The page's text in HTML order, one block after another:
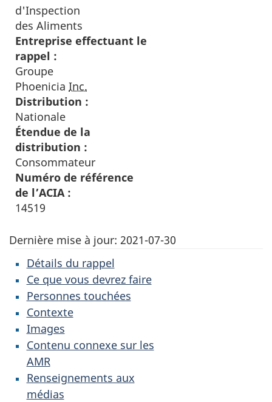
d'Inspection
des Aliments
Entreprise effectuant le
rappel :
Groupe
Phoenicia Inc.
Distribution :
Nationale
Étendue de la
distribution :
Consommateur
Numéro de référence
de l’ACIA :
14519
Dernière mise à jour: 2021-07-30
Détails du rappel
Ce que vous devrez faire
Personnes touchées
Contexte
Images
Contenu connexe sur les
AMR
Renseignements aux
médias